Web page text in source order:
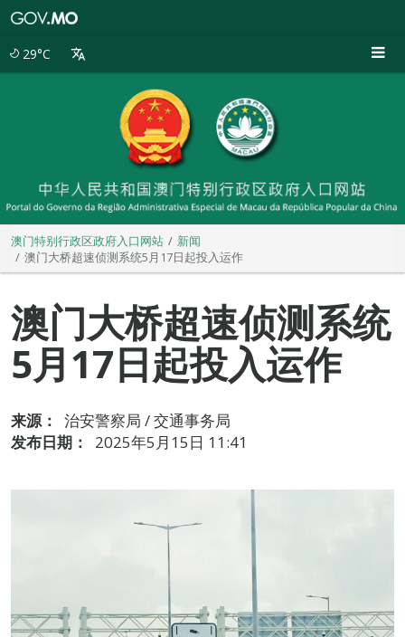
29°C
澳门特别行政区政府入口网站
新闻
澳门大桥超速侦测系统5月17日起投入运作
澳门大桥超速侦测系统
5月17日起投入运作
来源：
治安警察局 / 交通事务局
发布日期：
2025年5月15日 11:41